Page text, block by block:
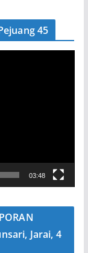
45
03:48
Jarai, 4